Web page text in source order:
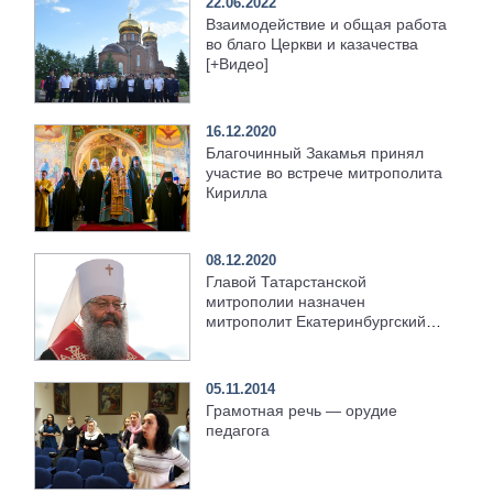
Взаимодействие и общая работа
во благо Церкви и казачества
[+Видео]
16.12.2020
Благочинный Закамья принял
участие во встрече митрополита
Кирилла
08.12.2020
Главой Татарстанской
митрополии назначен
митрополит Екатеринбургский
05.11.2014
Грамотная речь — орудие
педагога